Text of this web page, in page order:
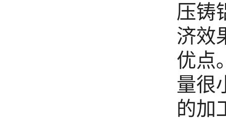
压铸
济效
优点
量很
的加